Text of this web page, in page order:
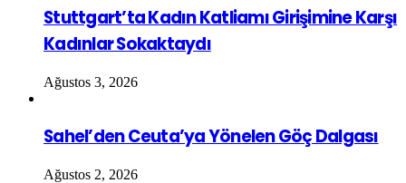
Stuttgart’ta Kadın Katliamı Girişimine Karşı
Kadınlar Sokaktaydı
Ağustos 3, 2026
Sahel’den Ceuta’ya Yönelen Göç Dalgası
Ağustos 2, 2026